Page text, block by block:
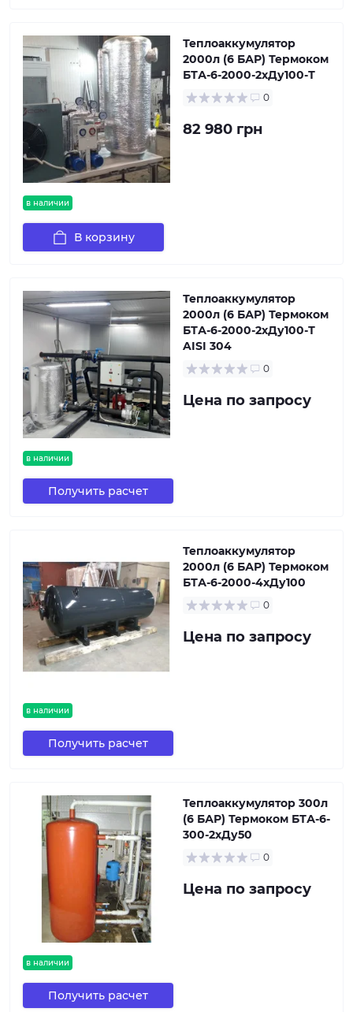
в наличии
Теплоаккумулятор
2000л (6 БАР) Термоком
БТА-6-2000-2хДу100-Т
0
82 980 грн
В корзину
в наличии
Теплоаккумулятор
2000л (6 БАР) Термоком
БТА-6-2000-2хДу100-Т
AISI 304
0
Цена по запросу
Получить расчет
в наличии
Теплоаккумулятор
2000л (6 БАР) Термоком
БТА-6-2000-4хДу100
0
Цена по запросу
Получить расчет
в наличии
Теплоаккумулятор 300л
(6 БАР) Термоком БТА-6-
300-2хДу50
0
Цена по запросу
Получить расчет